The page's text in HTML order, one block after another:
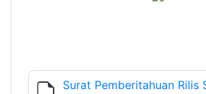
Surat Pemberitahuan Rilis